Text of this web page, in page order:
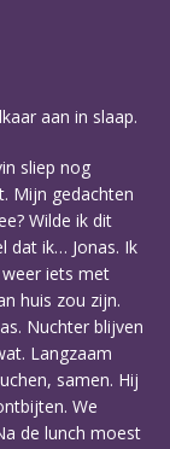
aan in slaap.
sliep nog
Mijn gedachten
Wilde ik dit
dat ik… Jonas. Ik
iets met
huis zou zijn.
Nuchter blijven
Langzaam
samen. Hij
We
de lunch moest